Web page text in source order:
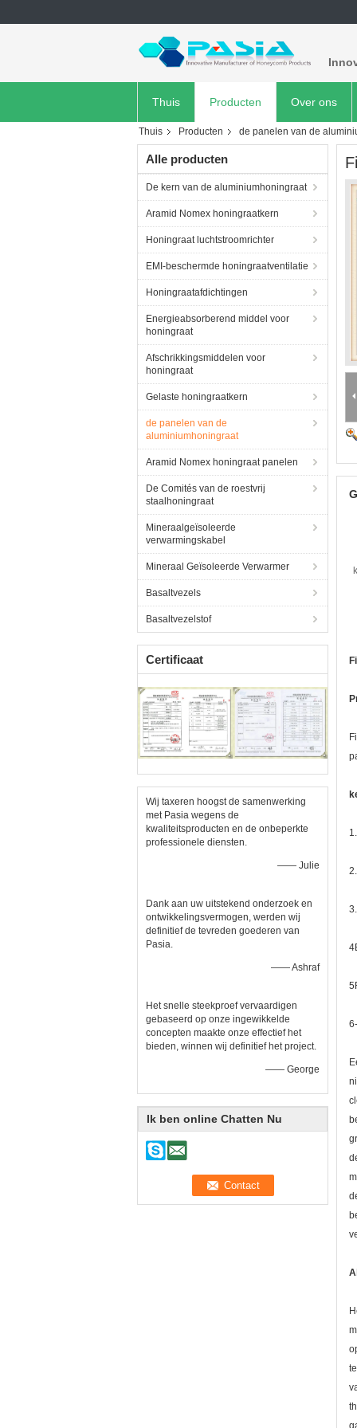
Thuis Producten Over ons
Thuis Producten de panelen van de
Alle producten
De kern van de aluminiumhoningraat
Aramid Nomex honingraatkern
Honingraat luchtstroomrichter
EMI-beschermde honingraatventilatie
Honingraatafdichtingen
Energieabsorberend middel voor
honingraat
Afschrikkingsmiddelen voor
honingraat
Gelaste honingraatkern
de panelen van de
aluminiumhoningraat
Aramid Nomex honingraat panelen
De Comités van de roestvrij
staalhoningraat
Mineraalgeïsoleerde
verwarmingskabel
Mineraal Geïsoleerde Verwarmer
Basaltvezels
Basaltvezelstof
Certificaat
Wij taxeren hoogst de samenwerking
met Pasia wegens de
kwaliteitsproducten en de onbeperkte
professionele diensten.
—— Julie
Dank aan uw uitstekend onderzoek en
ontwikkelingsvermogen, werden wij
definitief de tevreden goederen van
Pasia.
—— Ashraf
Het snelle steekproef vervaardigen
gebaseerd op onze ingewikkelde
concepten maakte onze effectief het
bieden, winnen wij definitief het project.
—— George
Ik ben online Chatten Nu